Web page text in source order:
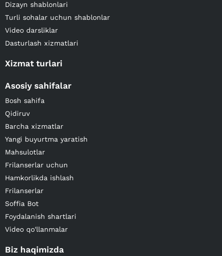
Dizayn shablonlari
Turli sohalar uchun shablonlar
Video darsliklar
Dasturlash xizmatlari
Xizmat turlari
Asosiy sahifalar
Bosh sahifa
Qidiruv
Barcha xizmatlar
Yangi buyurtma yaratish
Mahsulotlar
Frilanserlar uchun
Hamkorlikda ishlash
Frilanserlar
Soffia Bot
Foydalanish shartlari
Video qo'llanmalar
Biz haqimizda